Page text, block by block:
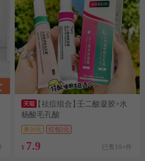
【祛痘组合】壬二酸凝胶+水
杨酸毛孔酸
券20元 红包2元
¥ 7.9 已售10+件